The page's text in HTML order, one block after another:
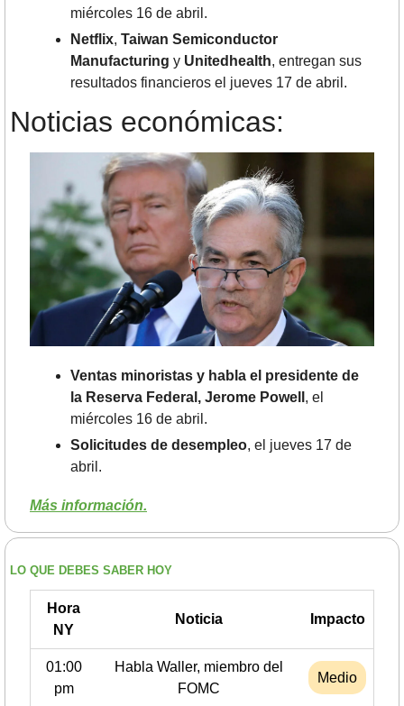
miércoles 16 de abril.
Netflix, Taiwan Semiconductor
Manufacturing y Unitedhealth, entregan sus
resultados financieros el jueves 17 de abril.
Noticias económicas:
Ventas minoristas y habla el presidente de
la Reserva Federal, Jerome Powell , el
miércoles 16 de abril.
Solicitudes de desempleo, el jueves 17 de
abril.
Más información.
LO QUE DEBES SABER HOY
Hora
NY
Noticia Impacto
01:00
pm
Habla Waller, miembro del
FOMC
Medio